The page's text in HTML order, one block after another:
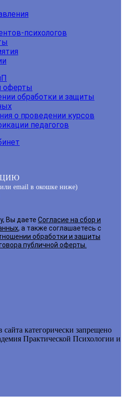
психологов
оферты
обработки и защиты
о проведении курсов
педагогов
или email в окошке ниже)
Вы даете Согласие на сбор и
, а также соглашаетесь с
обработки и защиты
публичной оферты
категорически запрещено
Практической Психологии и